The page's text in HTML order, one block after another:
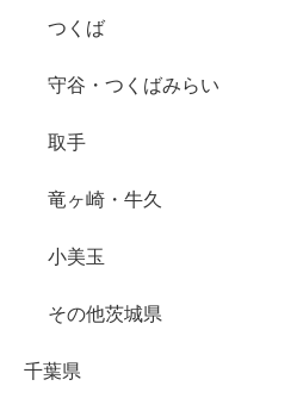
つくば
守谷・つくばみらい
取手
竜ヶ崎・牛久
小美玉
その他茨城県
千葉県